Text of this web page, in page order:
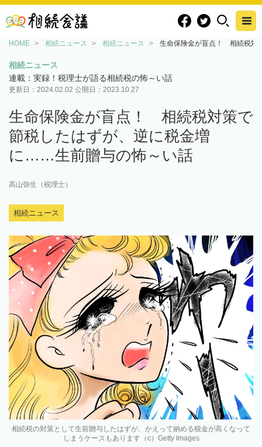
HOME 相続ニュース 相続ニュース 生命保険金が盲点！ 相続税対
相続ニュース
連載：実録！税理士が語る相続税の怖～い話
更新日： 2024.02.02 公開日： 2023.10.27
生命保険金が盲点！ 相続税対策で
節税したはずが、逆に税金増
に……生前贈与の怖～い話
高山弥生（税理士）
相続ニュース
相続税の対策として生前贈与したはずが、かえって納める税金が高くなって
しまうケースもあります（c）Getty Images